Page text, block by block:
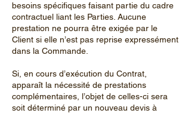
besoins spécifiques faisant partie du cadre
contractuel liant les Parties. Aucune
prestation ne pourra être exigée par le
Client si elle n’est pas reprise expressément
dans la Commande.
Si, en cours d’exécution du Contrat,
apparaît la nécessité de prestations
complémentaires, l’objet de celles-ci sera
soit déterminé par un nouveau devis à